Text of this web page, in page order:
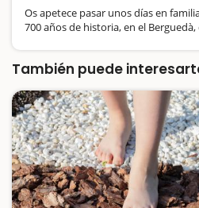
Os apetece pasar unos días en
700 años de historia, en el
También puede